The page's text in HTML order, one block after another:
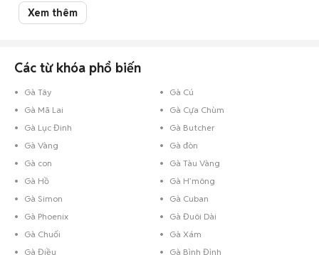
đem lại hiệu quả kinh tế mà còn làm cảnh, phục vụ nhu cầu tinh thần cho
những người chuyên gia nuôi gà cảnh. Bạn là những yêu thích công việc
bạn đang muốn bán gà cảnh,... bạn có thể liên hệ ngay với Chợ Tốt.
Xem thêm
Các từ khóa phổ biến
Gà Tây
Gà Cú
Gà Mã Lai
Gà Cựa Chùm
Gà Lục Đinh
Gà Butcher
Gà Vàng
Gà đòn
Gà con
Gà Tàu Vàng
Gà Hồ
Gà H’mông
Gà Simon
Gà Cuban
Gà Phoenix
Gà Đuôi Dài
Gà Chuối
Gà Xám
Gà Điều
Gà Bình Định